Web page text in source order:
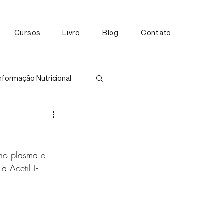
Cursos Livro Blog Contato
Nutricional
plasma e
Acetil L-